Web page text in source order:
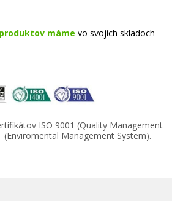
máme vo svojich skladoch
ISO 9001 (Quality Management
(Enviromental Management System).